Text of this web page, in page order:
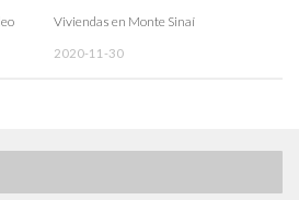
Viviendas en Monte Sinaí
2020-11-30